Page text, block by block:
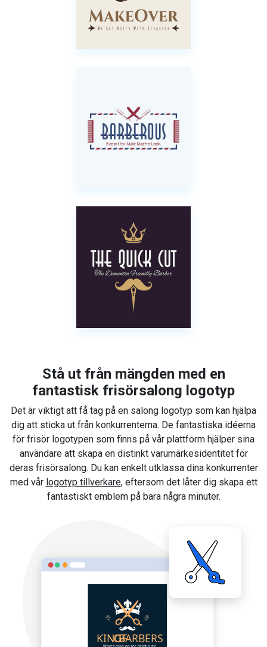
Stå ut från mängden med en
fantastisk frisörsalong logotyp
Det är viktigt att få tag på en salong logotyp som kan hjälpa
dig att sticka ut från konkurrenterna. De fantastiska idéerna
för frisör logotypen som finns på vår plattform hjälper sina
användare att skapa en distinkt varumärkesidentitet för
deras frisörsalong. Du kan enkelt utklassa dina konkurrenter
med vår logotyp tillverkare, eftersom det låter dig skapa ett
fantastiskt emblem på bara några minuter.